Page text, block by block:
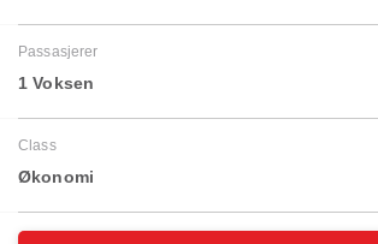
Passasjerer
1 Voksen
Class
Økonomi